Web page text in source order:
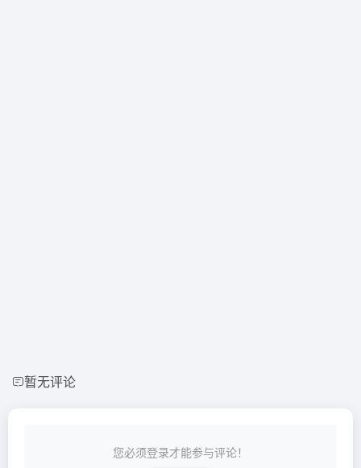
暂无评论
您必须登录才能参与评论！